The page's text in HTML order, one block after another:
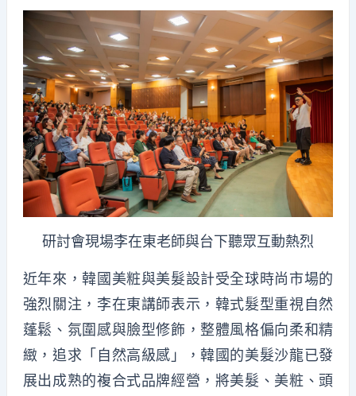
研討會現場李在東老師與台下聽眾互動熱烈
近年來，韓國美粧與美髮設計受全球時尚市場的
強烈關注，李在東講師表示，韓式髮型重視自然
蓬鬆、氛圍感與臉型修飾，整體風格偏向柔和精
緻，追求「自然高級感」，韓國的美髮沙龍已發
展出成熟的複合式品牌經營，將美髮、美粧、頭